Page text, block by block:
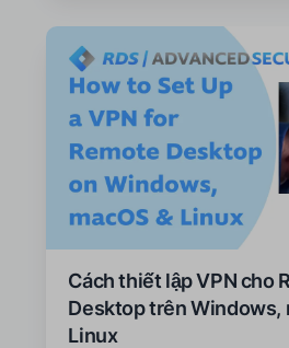
Cách thiết lập VPN cho
Desktop trên Windows,
Linux